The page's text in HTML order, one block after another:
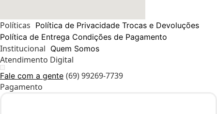
Políticas Política de Privacidade Trocas e Devoluções
Política de Entrega Condições de Pagamento
Institucional Quem Somos
Atendimento Digital
Fale com a gente (69) 99269-7739
Pagamento